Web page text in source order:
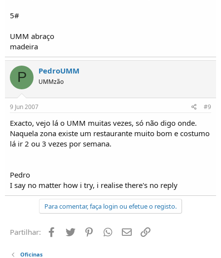
5#
UMM abraço
madeira
P PedroUMM
UMMzão
9 Jun 2007 #9
Exacto, vejo lá o UMM muitas vezes, só não digo onde.
Naquela zona existe um restaurante muito bom e costumo
lá ir 2 ou 3 vezes por semana.
Pedro
I say no matter how i try, i realise there's no reply
Para comentar, faça login ou efetue o registo.
Partilhar: Facebook
Twitter PinterestWhatsapp
Email
Oficinas